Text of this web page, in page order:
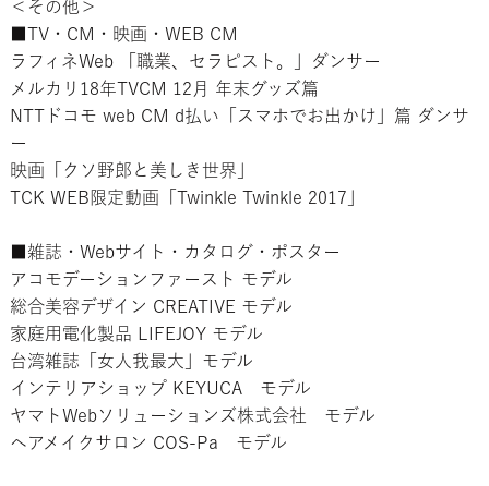
＜その他＞
■TV・CM・映画・WEB CM
ラフィネWeb 「職業、セラピスト。」ダンサー
メルカリ18年TVCM 12月 年末グッズ篇
NTTドコモ web CM d払い「スマホでお出かけ」篇 ダンサ
ー
映画「クソ野郎と美しき世界」
TCK WEB限定動画「Twinkle Twinkle 2017」
■雑誌・Webサイト・カタログ・ポスター
アコモデーションファースト モデル
総合美容デザイン CREATIVE モデル
家庭用電化製品 LIFEJOY モデル
台湾雑誌「女人我最大」モデル
インテリアショップ KEYUCA モデル
ヤマトWebソリューションズ株式会社 モデル
ヘアメイクサロン COS-Pa モデル